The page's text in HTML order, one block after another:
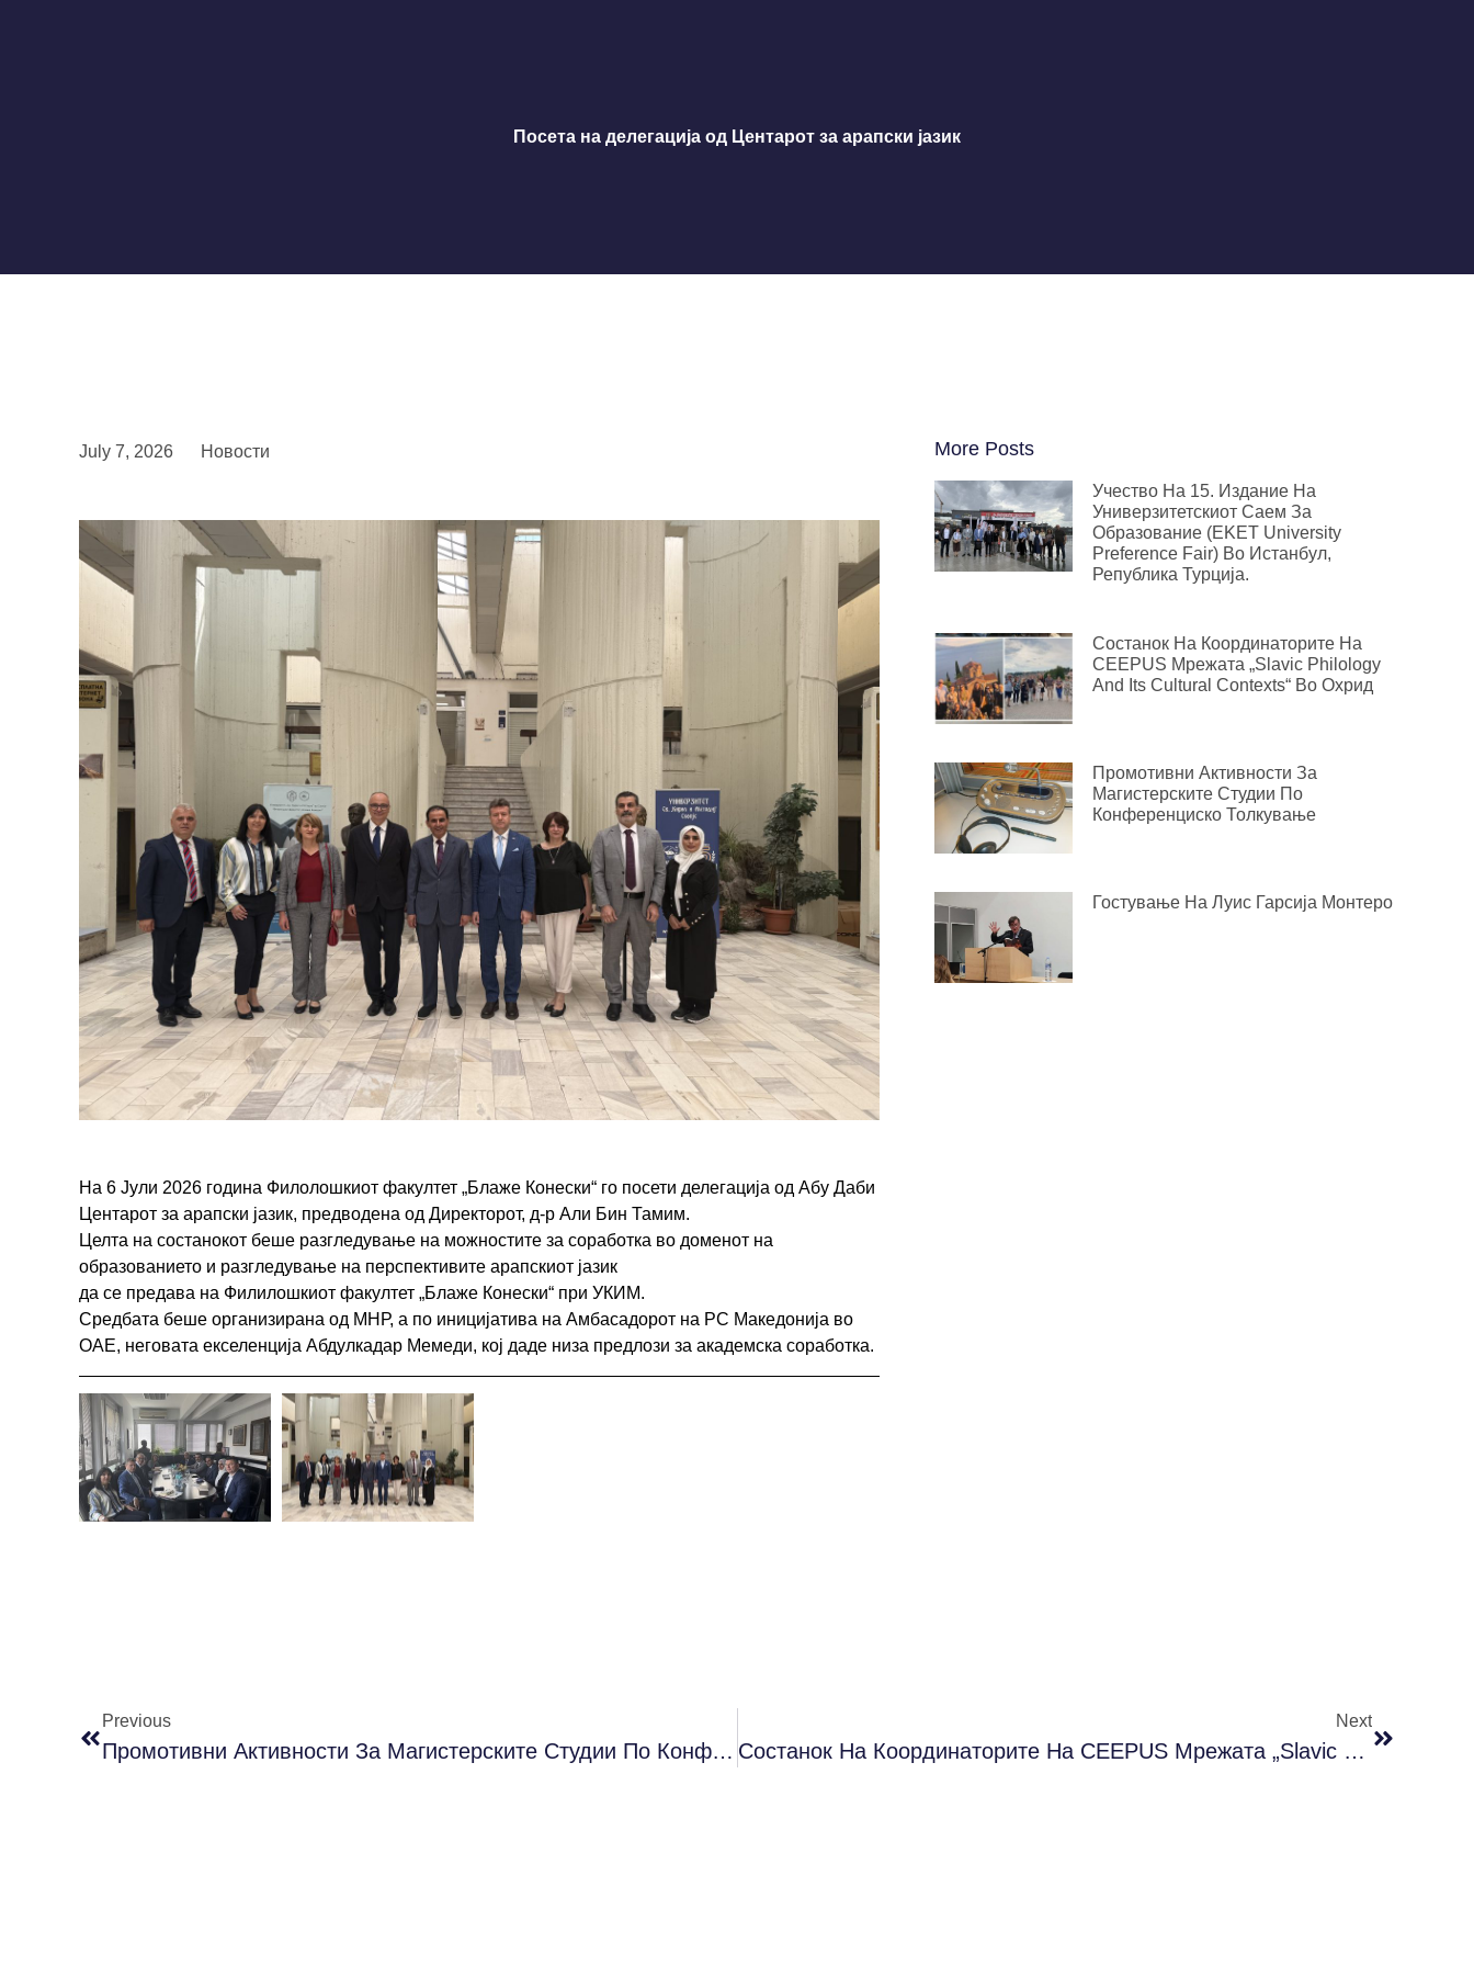
Посета на делегација од Центарот за арапски јазик
July 7, 2026 Новости
На 6 Јули 2026 година Филолошкиот факултет „Блаже Конески“ го посети делегација од Абу Даби
Центарот за арапски јазик, предводена од Директорот, д-р Али Бин Тамим.
Целта на состанокот беше разгледување на можностите за соработка во доменот на
образованието и разгледување на перспективите арапскиот јазик
да се предава на Филилошкиот факултет „Блаже Конески“ при УКИМ.
Средбата беше организирана од МНР, а по иницијатива на Амбасадорот на РС Македонија во
ОАЕ, неговата екселенција Абдулкадар Мемеди, кој даде низа предлози за академска соработка.
More Posts
Учество На 15. Издание На
Универзитетскиот Саем За
Образование (EKET University
Preference Fair) Во Истанбул,
Република Турција.
Состанок На Координаторите На
CEEPUS Мрежата „Slavic Philology
And Its Cultural Contexts“ Во Охрид
Промотивни Активности За
Магистерските Студии По
Конференциско Толкување
Гостување На Луис Гарсија Монтеро
Previous
Промотивни Активности За Магистерските Студии По Конференциско Толкување
Next
Состанок На Координаторите На CEEPUS Мрежата „Slavic Philology And Its Cultural Contexts“ Во Охрид